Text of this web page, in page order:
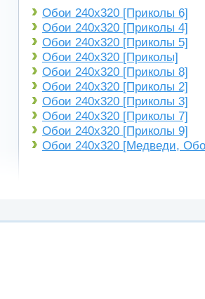
Обои 240x320 [Приколы 6]
Обои 240x320 [Приколы 4]
Обои 240x320 [Приколы 5]
Обои 240x320 [Приколы]
Обои 240x320 [Приколы 8]
Обои 240x320 [Приколы 2]
Обои 240x320 [Приколы 3]
Обои 240x320 [Приколы 7]
Обои 240x320 [Приколы 9]
Обои 240x320 [Медведи,